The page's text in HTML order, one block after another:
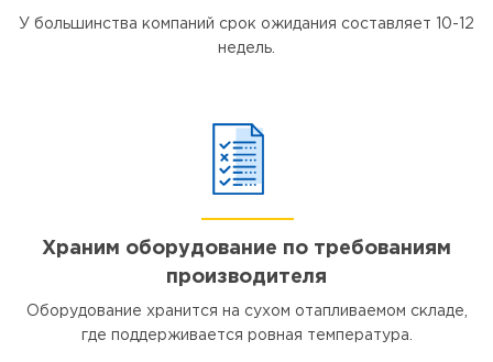
У большинства компаний срок ожидания составляет 10-12
недель.
Храним оборудование по требованиям
производителя
Оборудование хранится на сухом отапливаемом складе,
где поддерживается ровная температура.